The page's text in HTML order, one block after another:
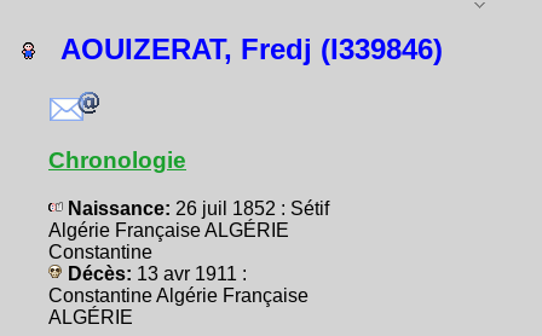
AOUIZERAT, Fredj (I339846)
Chronologie
Naissance: 26 juil 1852 : Sétif
Algérie Française ALGÉRIE
Constantine
Décès: 13 avr 1911 :
Constantine Algérie Française
ALGÉRIE